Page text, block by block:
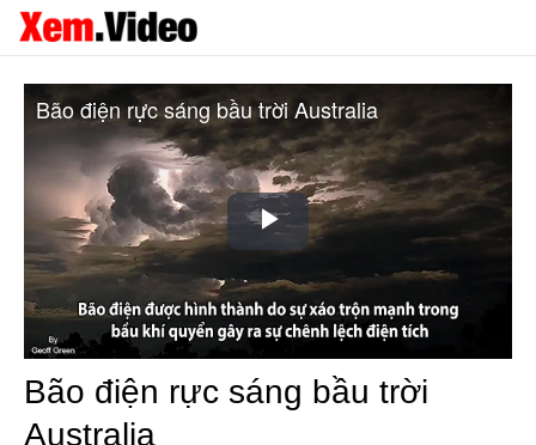
Play
Video
Bão điện rực sáng bầu trời Australia
Bão điện rực sáng bầu trời
Australia